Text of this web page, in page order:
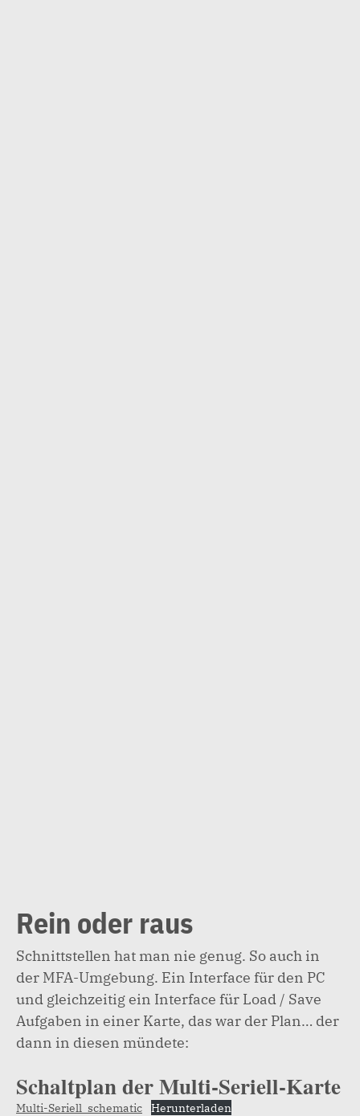
Rein oder raus
Schnittstellen hat man nie genug. So auch in
der MFA-Umgebung. Ein Interface für den PC
und gleichzeitig ein Interface für Load / Save
Aufgaben in einer Karte, das war der Plan… der
dann in diesen mündete:
Schaltplan der Multi-Seriell-Karte
Multi-Seriell_schematic Herunterladen